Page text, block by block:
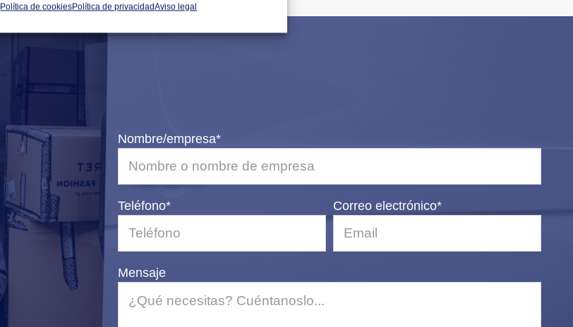
Política de cookiesPolítica de privacidadAviso legal
Nombre/empresa*
Teléfono* Correo electrónico*
Mensaje